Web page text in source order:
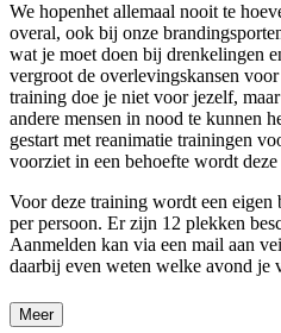
We hopenhet allemaal nooit te
overal, ook bij onze
wat je moet doen bij drenkelingen
vergroot de overlevingskansen
training doe je niet voor jezelf,
andere mensen in nood te kunnen
gestart met reanimatie trainingen
voorziet in een behoefte wordt
Voor deze training wordt een eigen
per persoon. Er zijn 12 plekken
Aanmelden kan via een mail aan
daarbij even weten welke avond je
Meer